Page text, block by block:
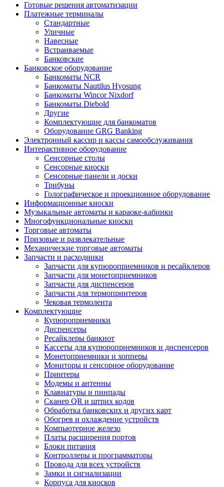
Готовые решения автоматизации
Платежные терминалы
Стандартные
Уличные
Навесные
Встраиваемые
Банковские
Банковское оборудование
Банкоматы NCR
Банкоматы Nautilus Hyosung
Банкоматы Wincor Nixdorf
Банкоматы Diebold
Другие
Комплектующие для банкоматов
Оборудование GRG Banking
Электронный кассир и кассы самообслуживания
Интерактивное оборудование
Сенсорные столы
Сенсорные киоски
Сенсорные панели и доски
Трибуны
Голографическое и проекционное оборудование
Информационные киоски
Музыкальные автоматы и караоке-кабинки
Многофункциональные киоски
Торговые автоматы
Призовые и развлекательные
Механические торговые автоматы
Запчасти и расходники
Запчасти для купюроприемников и ресайклеров
Запчасти для монетоприемников
Запчасти для диспенсеров
Запчасти для термопринтеров
Чековая термолента
Комплектующие
Купюроприемники
Диспенсеры
Ресайклеры банкнот
Кассеты для купюроприемников и диспенсеров
Монетоприемники и хопперы
Мониторы и сенсорное оборудование
Принтеры
Модемы и антенны
Клавиатуры и пинпады
Сканер QR и штрих кодов
Обработка банковских и других карт
Обогрев и охлаждение устройств
Компьютерное железо
Платы расширения портов
Блоки питания
Контроллеры и программаторы
Провода для всех устройств
Замки и сигнализации
Корпуса для киосков